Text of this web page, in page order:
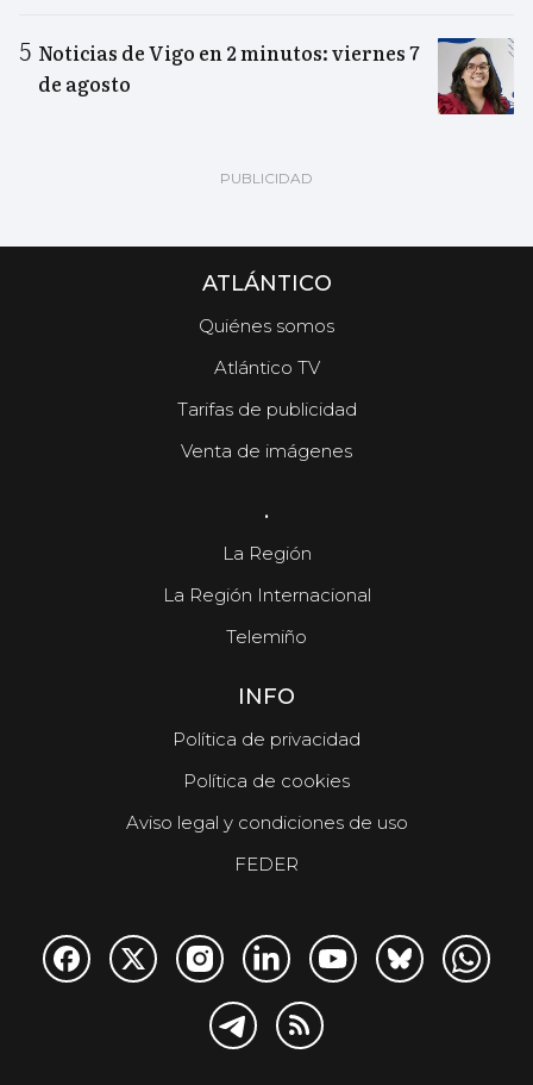
Noticias de Vigo en 2 minutos: viernes 7
de agosto
ATLÁNTICO
Quiénes somos
Atlántico TV
Tarifas de publicidad
Venta de imágenes
.
La Región
La Región Internacional
Telemiño
INFO
Política de privacidad
Política de cookies
Aviso legal y condiciones de uso
FEDER